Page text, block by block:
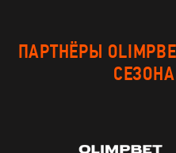
ПАРТНЁРЫ